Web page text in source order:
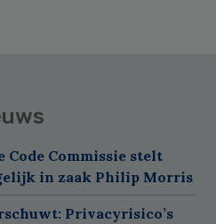
Code Commissie stelt
in zaak Philip Morris
Privacyrisico’s